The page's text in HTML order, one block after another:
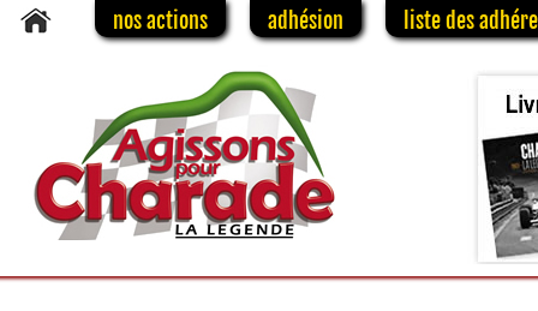
nos actions adhésion liste des